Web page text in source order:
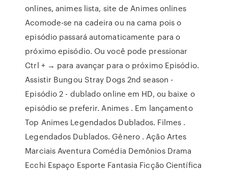
onlines, animes lista, site de Animes onlines
Acomode-se na cadeira ou na cama pois o
episódio passará automaticamente para o
próximo episódio. Ou você pode pressionar
Ctrl + → para avançar para o próximo Episódio.
Assistir Bungou Stray Dogs 2nd season -
Episódio 2 - dublado online em HD, ou baixe o
episódio se preferir. Animes . Em lançamento
Top Animes Legendados Dublados. Filmes .
Legendados Dublados. Gênero . Ação Artes
Marciais Aventura Comédia Demônios Drama
Ecchi Espaço Esporte Fantasia Ficção Científica